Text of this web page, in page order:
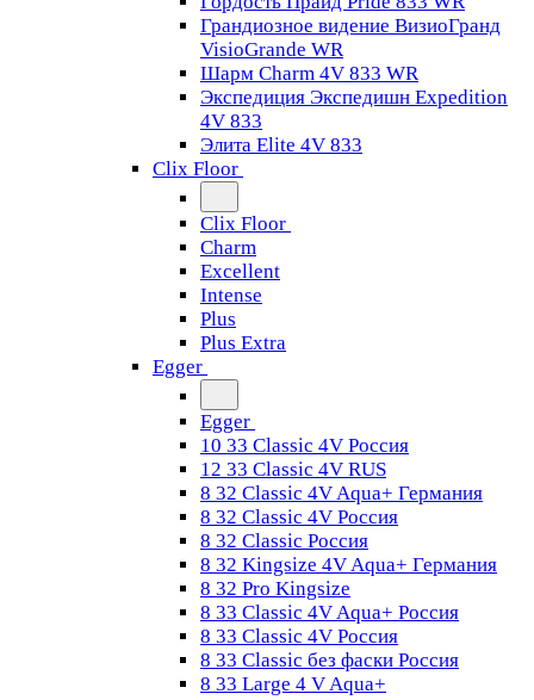
Грандиозное видение ВизиоГранд
VisioGrande WR
Шарм Charm 4V 833 WR
Экспедиция Экспедишн Expedition
4V 833
Элита Elite 4V 833
Clix Floor
Clix Floor
Charm
Excellent
Intense
Plus
Plus Extra
Egger
Egger
10 33 Classic 4V Россия
12 33 Classic 4V RUS
8 32 Classic 4V Aqua+ Германия
8 32 Classic 4V Россия
8 32 Classic Россия
8 32 Kingsize 4V Aqua+ Германия
8 32 Pro Kingsize
8 33 Classic 4V Aqua+ Россия
8 33 Classic 4V Россия
8 33 Classic без фаски Россия
8 33 Large 4 V Aqua+